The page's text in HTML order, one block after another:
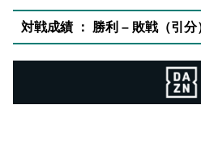
対戦成績 ： 勝利 – 敗戦（引分